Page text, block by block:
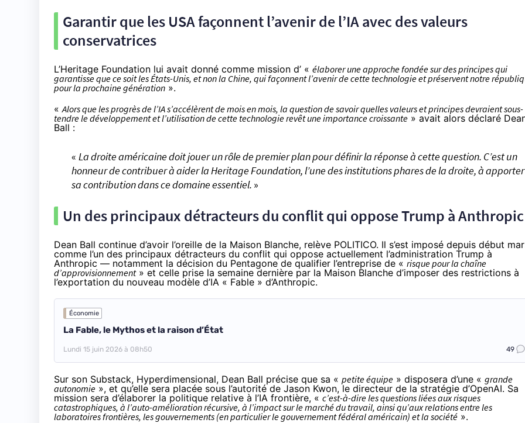
Garantir que les USA façonnent l’avenir de l’IA avec des valeurs
conservatrices
L’Heritage Foundation lui avait donné comme mission d’ « élaborer une approche fondée sur des principes qui
garantisse que ce soit les États-Unis, et non la Chine, qui façonnent l’avenir de cette technologie et préservent notre
pour la prochaine génération ».
«Alors que les progrès de l’IA s’accélèrent de mois en mois, la question de savoir quelles valeurs et principes devraient sous-
tendre le développement et l’utilisation de cette technologie revêt une importance croissante » avait alors déclaré
Ball :
« La droite américaine doit jouer un rôle de premier plan pour définir la réponse à cette question. C’est un
honneur de contribuer à aider la Heritage Foundation, l’une des institutions phares de la droite, à apporter
sa contribution dans ce domaine essentiel. »
Un des principaux détracteurs du conflit qui oppose Trump à Anthropic
Dean Ball continue d’avoir l’oreille de la Maison Blanche, relève POLITICO. Il s’est imposé depuis début
comme l’un des principaux détracteurs du conflit qui oppose actuellement l’administration Trump à
Anthropic — notamment la décision du Pentagone de qualifier l’entreprise de « risque pour la chaîne
d’approvisionnement» et celle prise la semaine dernière par la Maison Blanche d’imposer des restrictions à
l’exportation du nouveau modèle d’IA « Fable » d’Anthropic.
Économie
La Fable, le Mythos et la raison d’État
Lundi 15 juin 2026 à 08h50 49
Sur son Substack, Hyperdimensional, Dean Ball précise que sa « petite équipe » disposera d’une « grande
autonomie », et qu’elle sera placée sous l’autorité de Jason Kwon, le directeur de la stratégie d’OpenAI. Sa
mission sera d’élaborer la politique relative à l’IA frontière, « c’est-à-dire les questions liées aux risques
catastrophiques, à l’auto-amélioration récursive, à l’impact sur le marché du travail, ainsi qu’aux relations entre les
laboratoires frontières, les gouvernements (en particulier le gouvernement fédéral américain) et la société ».